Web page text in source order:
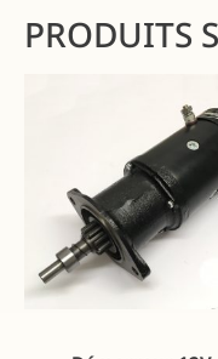
PRODUITS